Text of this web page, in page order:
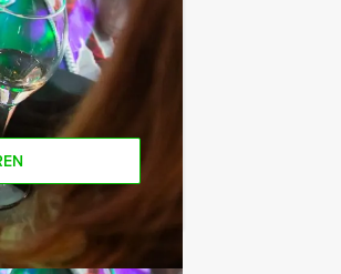
Als je bereid
personen